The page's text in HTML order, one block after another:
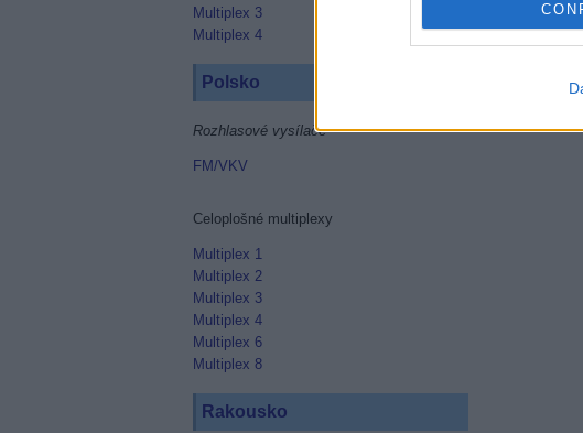
Multiplex 3
Multiplex 4
Polsko
Rozhlasové vysílače
FM/VKV
Celoplošné multiplexy
Multiplex 1
Multiplex 2
Multiplex 3
Multiplex 4
Multiplex 6
Multiplex 8
Rakousko